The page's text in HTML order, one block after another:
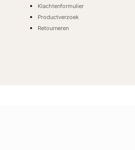
Klachtenformulier
Productverzoek
Retourneren